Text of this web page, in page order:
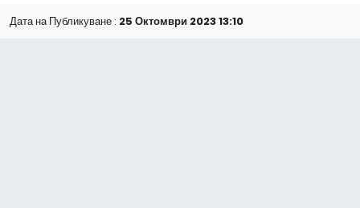
Дата на Публикуване : 25 Октомври 2023 13:10